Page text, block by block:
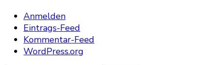
Anmelden
Eintrags-Feed
Kommentar-Feed
WordPress.org